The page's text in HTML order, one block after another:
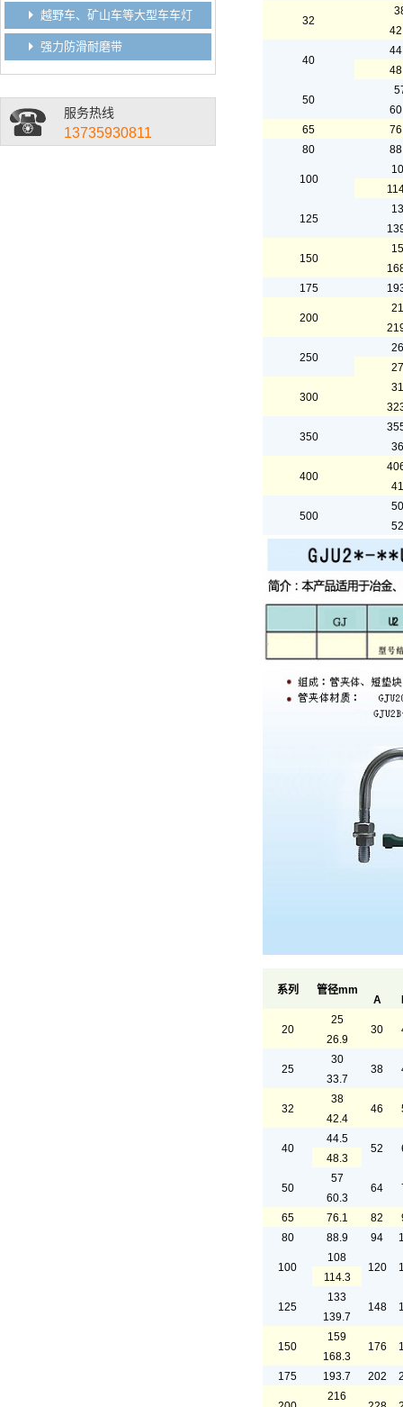
越野车、矿山车等大型车车灯
强力防滑耐磨带
服务热线
13735930811
32
40
50
65
80
100
125
150
175
200
250
300
350
400
500
系列 管径mm
A
20
25
30
26.9
25
30
38
33.7
32
38
46
42.4
40
44.5
52
48.3
50
57
64
60.3
65
76.1 82
80
88.9 94
100
108
120
114.3
125
133
148
139.7
150
159
176
168.3
175
193.7 202
216